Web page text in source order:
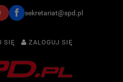
sekretariat@spd.pl
SIĘ ZALOGUJ SIĘ